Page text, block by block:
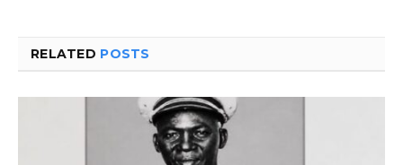
RELATED POSTS